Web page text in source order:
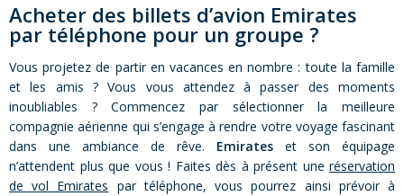
Acheter des billets d’avion Emirates
par téléphone pour un groupe ?
Vous projetez de partir en vacances en nombre : toute la famille
et les amis ? Vous vous attendez à passer des moments
inoubliables ? Commencez par sélectionner la meilleure
compagnie aérienne qui s’engage à rendre votre voyage fascinant
dans une ambiance de rêve. Emirates et son équipage
n’attendent plus que vous ! Faites dès à présent une réservation
de vol Emirates par téléphone, vous pourrez ainsi prévoir à